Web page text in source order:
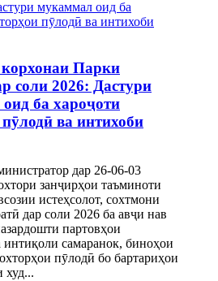
Парки
соли 2026: Дастури
ба хароҷоти
ва интихоби
дар 26-06-03
занҷирҳои таъминоти
истеҳсолот, сохтмони
дар соли 2026 ба авҷи нав
партовҳои
интиқоли самаранок, биноҳои
пӯлодӣ бо бартариҳои
худ...